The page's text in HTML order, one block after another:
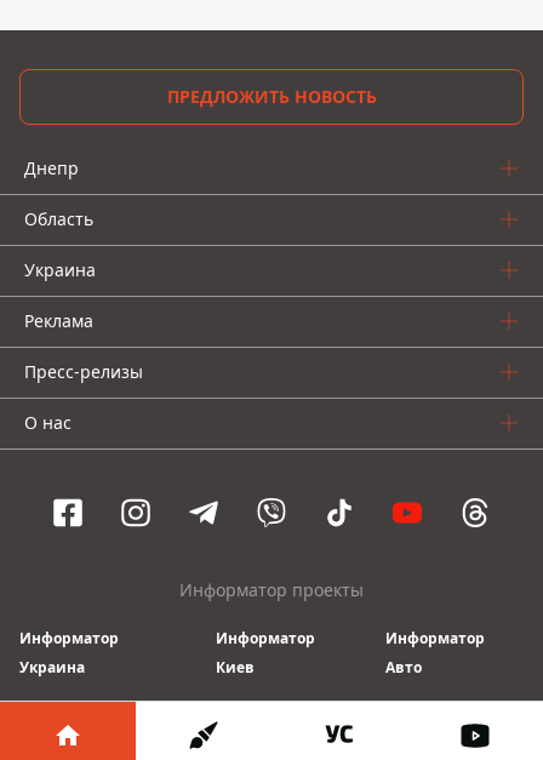
ПРЕДЛОЖИТЬ НОВОСТЬ
Днепр
Область
Украина
Реклама
Пресс-релизы
О нас
Информатор проекты
Информатор
Украина
Информатор
Киев
Информатор
Авто
© 2016-2026 Informator